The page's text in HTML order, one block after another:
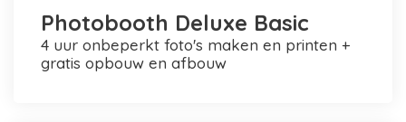
Photobooth Deluxe Basic
4 uur onbeperkt foto's maken en printen +
gratis opbouw en afbouw